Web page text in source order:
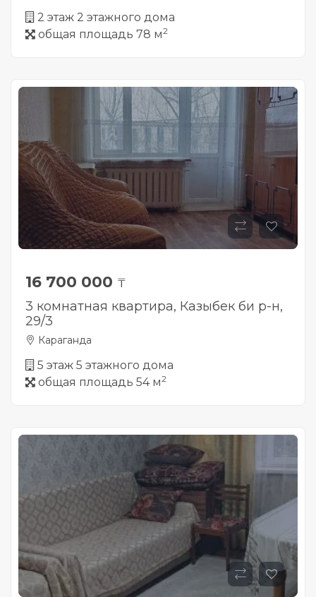
2 этаж 2 этажного дома
общая площадь 78 м2
16 700 000 ₸
3 комнатная квартира, Казыбек би р-н,
29/3
Караганда
5 этаж 5 этажного дома
общая площадь 54 м2